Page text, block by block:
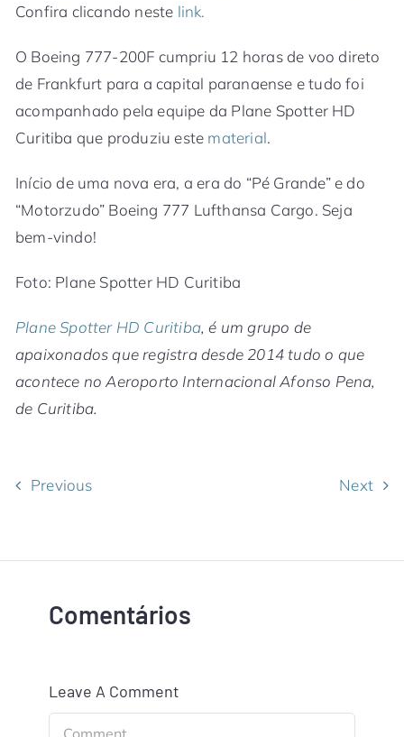
Confira clicando neste link.
O Boeing 777-200F cumpriu 12 horas de voo direto
de Frankfurt para a capital paranaense e tudo foi
acompanhado pela equipe da Plane Spotter HD
Curitiba que produziu este material.
Início de uma nova era, a era do “Pé Grande” e do
“Motorzudo” Boeing 777 Lufthansa Cargo. Seja
bem-vindo!
Foto: Plane Spotter HD Curitiba
Plane Spotter HD Curitiba, é um grupo de
apaixonados que registra desde 2014 tudo o que
acontece no Aeroporto Internacional Afonso Pena,
de Curitiba.
Previous Next
Comentários
Leave A Comment
Comment